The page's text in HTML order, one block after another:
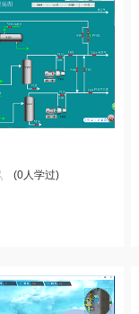
(0人学过)